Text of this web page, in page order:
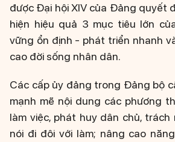
được Đại hội XIV của Đảng quyết
hiện hiệu quả 3 mục tiêu lớn
vững ổn định - phát triển nhanh
cao đời sống nhân dân.
Các cấp ủy đảng trong Đảng bộ
mạnh mẽ nội dung các phương
làm việc, phát huy dân chủ, trách
nói đi đôi với làm; nâng cao